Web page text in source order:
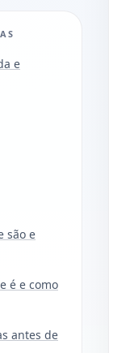
e
são e
é e como
antes de